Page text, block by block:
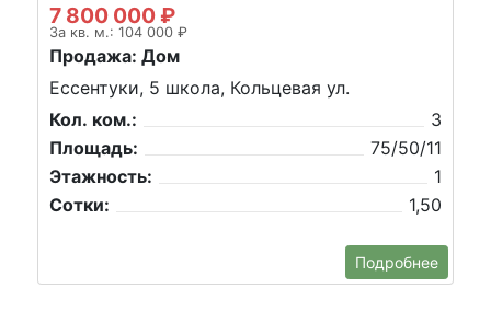
7 800 000 ₽
За кв. м.: 104 000 ₽
Продажа: Дом
Ессентуки, 5 школа, Кольцевая ул.
Кол. ком.:
3
Площадь:
75/50/11
Этажность:
1
Сотки:
1,50
Подробнее